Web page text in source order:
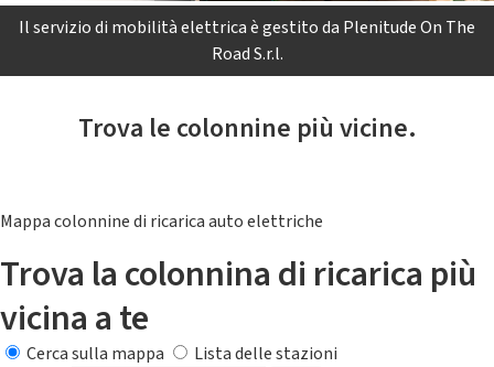
Il servizio di mobilità elettrica è gestito da Plenitude On The
Road S.r.l.
Trova le colonnine più vicine.
Mappa colonnine di ricarica auto elettriche
Trova la colonnina di ricarica più
vicina a te
Cerca sulla mappa
Lista delle stazioni